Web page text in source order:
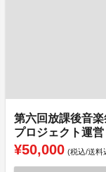
第六回放課後音
プロジェクト運
¥50,000 (税込/送料